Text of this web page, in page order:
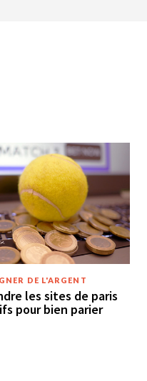
DE L'ARGENT
les sites de paris
pour bien parier